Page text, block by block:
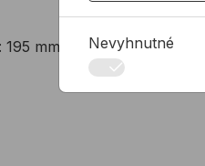
mm
Nevyhnutné